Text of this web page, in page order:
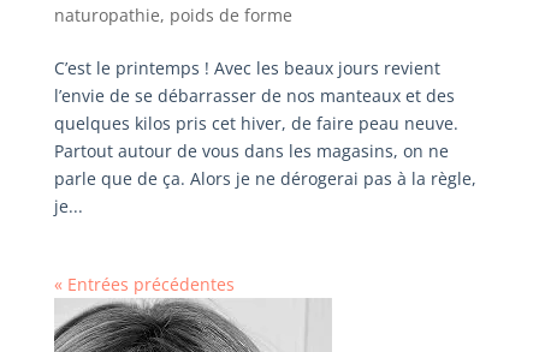
naturopathie, poids de forme
C’est le printemps ! Avec les beaux jours revient
l’envie de se débarrasser de nos manteaux et des
quelques kilos pris cet hiver, de faire peau neuve.
Partout autour de vous dans les magasins, on ne
parle que de ça. Alors je ne dérogerai pas à la règle,
je...
« Entrées précédentes